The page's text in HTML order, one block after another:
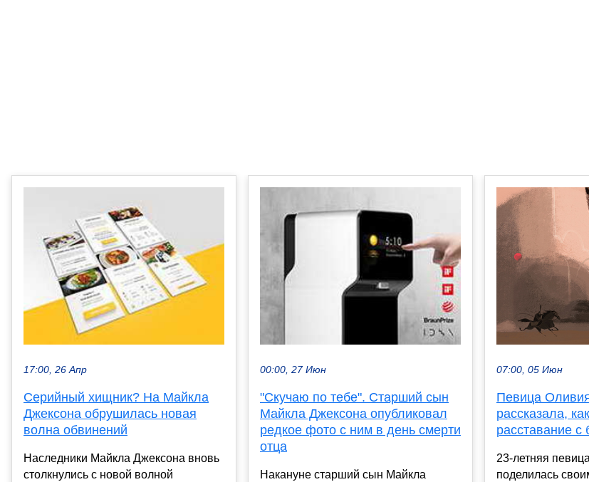
17:00, 26 Апр
Серийный хищник? На Майкла
Джексона обрушилась новая
волна обвинений
Наследники Майкла Джексона вновь
столкнулись с новой волной
00:00, 27 Июн
"Скучаю по тебе". Старший сын
Майкла Джексона опубликовал
редкое фото с ним в день смерти
отца
Накануне старший сын Майкла
07:00, 05 Июн
Певица
рассказала,
расставание
23-летняя
поделилась